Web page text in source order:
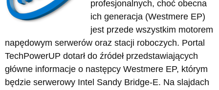
profesjonalnych, choć obecna
ich generacja (Westmere EP)
jest przede wszystkim motorem
napędowym serwerów oraz stacji roboczych. Portal
TechPowerUP dotarł do źródeł przedstawiających
główne informacje o następcy Westmere EP, którym
będzie serwerowy Intel Sandy Bridge-E. Na slajdach